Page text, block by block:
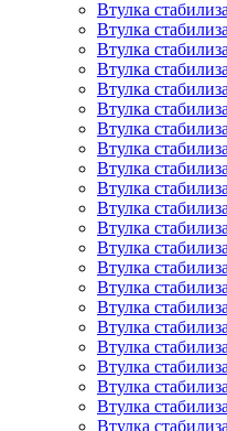
Втулка
Втулка
Втулка
Втулка
Втулка
Втулка
Втулка
Втулка
Втулка
Втулка
Втулка
Втулка
Втулка
Втулка
Втулка
Втулка
Втулка
Втулка
Втулка
Втулка
Втулка
Втулка